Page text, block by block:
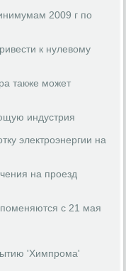
2009 г по
к нулевому
также может
индустрия
электроэнергии на
на проезд
поменяются с 21 мая
'Химпрома'